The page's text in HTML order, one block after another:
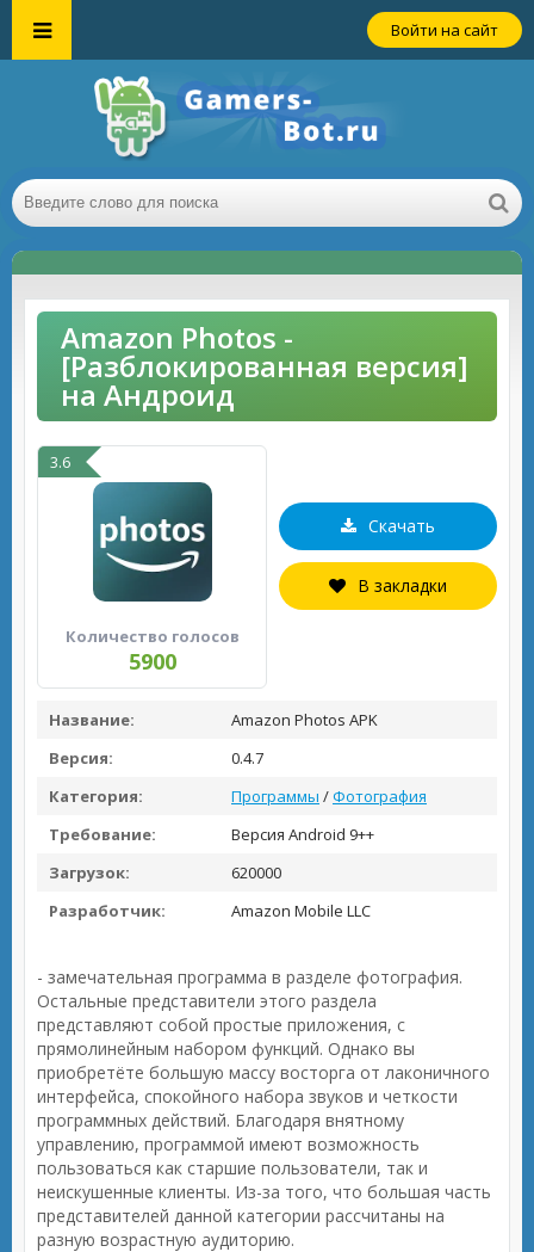
Войти на сайт
Amazon Photos -
[Разблокированная версия]
на Андроид
3.6
Количество голосов
5900
Скачать
В закладки
Название:
Amazon Photos APK
Версия:
0.4.7
Категория:
Программы /Фотография
Требование:
Версия Android 9++
Загрузок:
620000
Разработчик:
Amazon Mobile LLC
- замечательная программа в разделе фотография.
Остальные представители этого раздела
представляют собой простые приложения, с
прямолинейным набором функций. Однако вы
приобретёте большую массу восторга от лаконичного
интерфейса, спокойного набора звуков и четкости
программных действий. Благодаря внятному
управлению, программой имеют возможность
пользоваться как старшие пользователи, так и
неискушенные клиенты. Из-за того, что большая часть
представителей данной категории рассчитаны на
разную возрастную аудиторию.